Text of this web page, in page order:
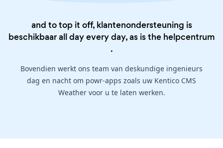
and to top it off, klantenondersteuning is
beschikbaar all day every day, as is the helpcentrum
.
Bovendien werkt ons team van deskundige ingenieurs
dag en nacht om powr-apps zoals uw Kentico CMS
Weather voor u te laten werken.